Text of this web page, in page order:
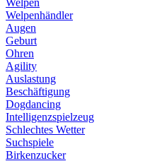
Welpen
Welpenhändler
Augen
Geburt
Ohren
Agility
Auslastung
Beschäftigung
Dogdancing
Intelligenzspielzeug
Schlechtes Wetter
Suchspiele
Birkenzucker